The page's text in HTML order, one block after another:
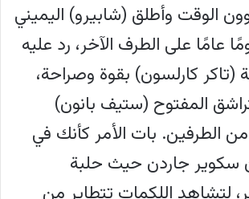
الوقت وأطلق (شابيرو) اليميني
عامًا على الطرف الآخر، رد عليه
كارلسون) بقوة وصراحة،
المفتوح (ستيف بانون)
الطرفين. بات الأمر كأنك في
سكوير جاردن حيث حلبة